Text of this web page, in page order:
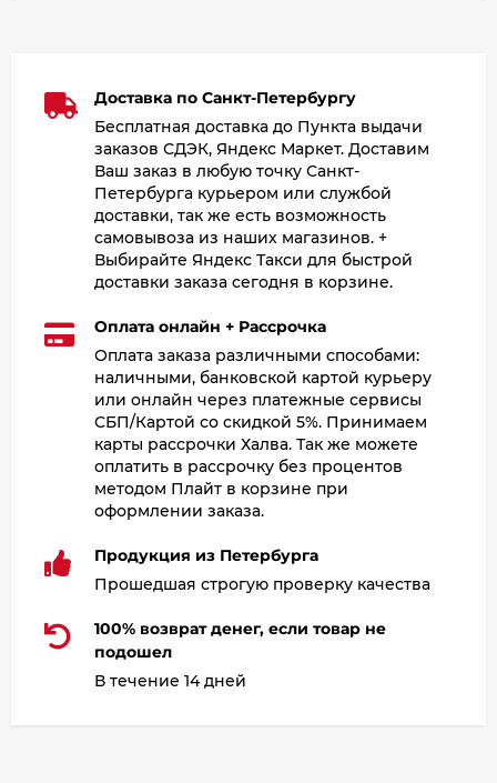
Доставка по Санкт-Петербургу
Бесплатная доставка до Пункта выдачи
заказов СДЭК, Яндекс Маркет. Доставим
Ваш заказ в любую точку Санкт-
Петербурга курьером или службой
доставки, так же есть возможность
самовывоза из наших магазинов. +
Выбирайте Яндекс Такси для быстрой
доставки заказа сегодня в корзине.
Оплата онлайн + Рассрочка
Оплата заказа различными способами:
наличными, банковской картой курьеру
или онлайн через платежные сервисы
СБП/Картой со скидкой 5%. Принимаем
карты рассрочки Халва. Так же можете
оплатить в рассрочку без процентов
методом Плайт в корзине при
оформлении заказа.
Продукция из Петербурга
Прошедшая строгую проверку качества
100% возврат денег, если товар не
подошел
В течение 14 дней